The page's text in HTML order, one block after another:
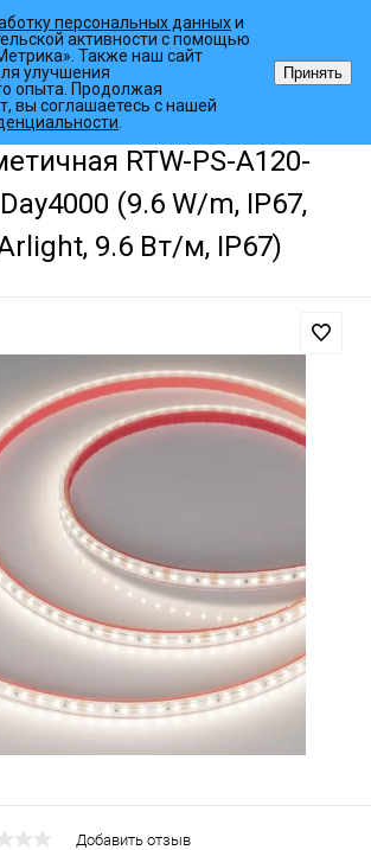
Каталог товаров • Светодиодные ленты
RTW-PS-A120-
(9.6 W/m, IP67,
9.6 Вт/м, IP67)
Добавить отзыв
персональных данныхи
активности с помощью
Также наш сайт
улучшения
опыта. Продолжая
вы соглашаетесь с нашей
Принять